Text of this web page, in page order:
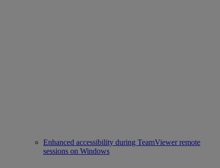
Enhanced accessibility during TeamViewer remote
sessions on Windows